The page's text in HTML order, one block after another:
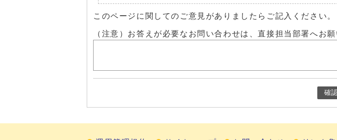
このページに関してのご意見がありましたらご記入ください。
（注意）お答えが必要なお問い合わせは、直接担当部署へお
確